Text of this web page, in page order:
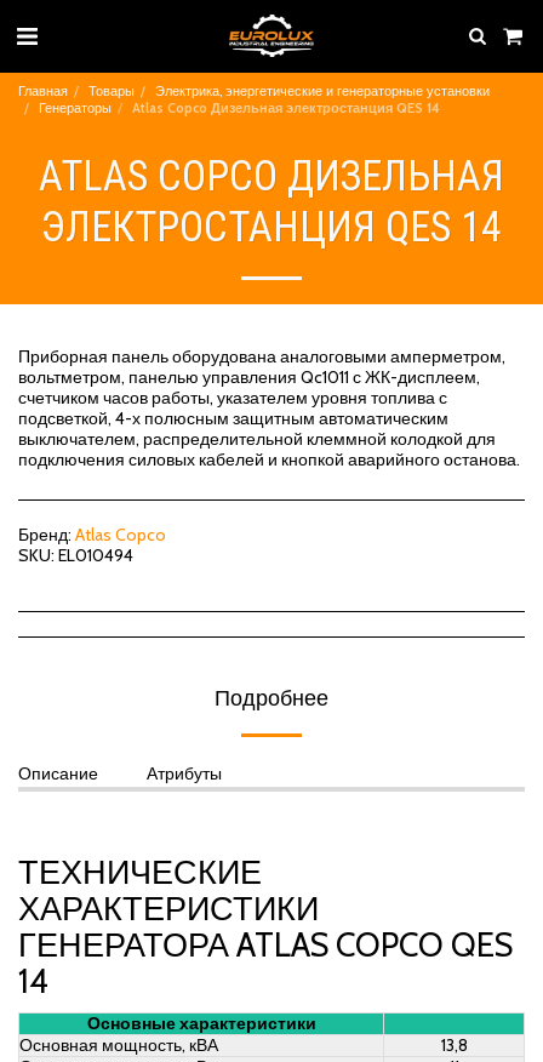
Главная Товары
Электрика, энергетические и генераторные установки
Генераторы
Atlas Copco Дизельная электростанция QES 14
ATLAS COPCO ДИЗЕЛЬНАЯ
ЭЛЕКТРОСТАНЦИЯ QES 14
Приборная панель оборудована аналоговыми амперметром,
вольтметром, панелью управления Qc1011 с ЖК-дисплеем,
счетчиком часов работы, указателем уровня топлива с
подсветкой, 4-х полюсным защитным автоматическим
выключателем, распределительной клеммной колодкой для
подключения силовых кабелей и кнопкой аварийного останова.
Бренд: Atlas Copco
SKU: EL010494
Подробнее
Описание Атрибуты
ТЕХНИЧЕСКИЕ
ХАРАКТЕРИСТИКИ
ГЕНЕРАТОРА ATLAS COPCO QES
14
Основные характеристики
Основная мощность, кВА
13,8